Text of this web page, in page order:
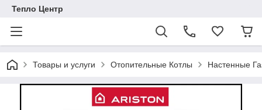
Тепло Центр
Товары и услуги Отопительные Котлы Настенные